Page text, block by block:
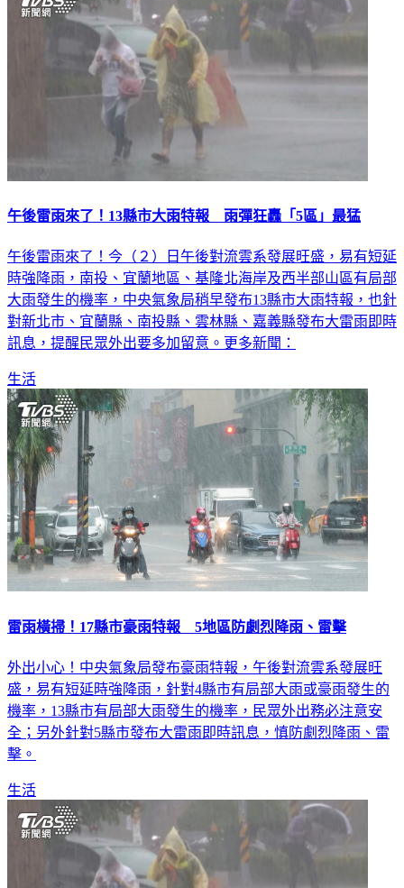
午後雷雨來了！13縣市大雨特報 雨彈狂轟「5區」最猛
午後雷雨來了！今（２）日午後對流雲系發展旺盛，易有短延
時強降雨，南投、宜蘭地區、基隆北海岸及西半部山區有局部
大雨發生的機率，中央氣象局稍早發布13縣市大雨特報，也針
對新北市、宜蘭縣、南投縣、雲林縣、嘉義縣發布大雷雨即時
訊息，提醒民眾外出要多加留意。更多新聞：
生活
雷雨橫掃！17縣市豪雨特報 5地區防劇烈降雨、雷擊
外出小心！中央氣象局發布豪雨特報，午後對流雲系發展旺
盛，易有短延時強降雨，針對4縣市有局部大雨或豪雨發生的
機率，13縣市有局部大雨發生的機率，民眾外出務必注意安
全；另外針對5縣市發布大雷雨即時訊息，慎防劇烈降雨、雷
擊。
生活